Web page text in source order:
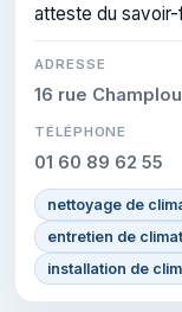
atteste du
ADRESSE
16 rue
TÉLÉPHONE
01 60 89 62 55
nettoyage de
entretien de
installation de